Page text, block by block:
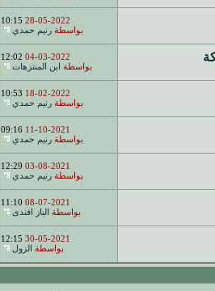
28-05-2022
10:15
بواسطة رنيم حمدي
04-03-2022
12:02
بواسطة
ابن المنتزهات
18-02-2022
10:53
بواسطة رنيم حمدي
11-10-2021
09:16
بواسطة رنيم حمدي
03-08-2021
12:29
بواسطة رنيم حمدي
08-07-2021
11:10
بواسطة
الباز افندى
30-05-2021
12:15
بواسطة
الزول